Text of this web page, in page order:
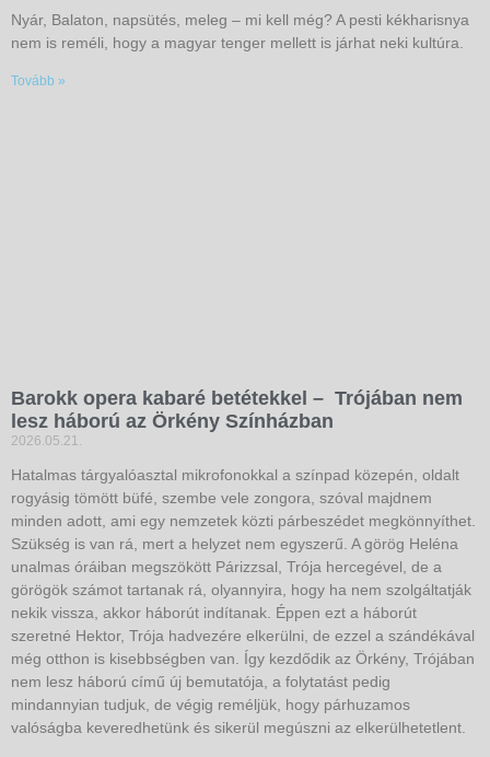
Nyár, Balaton, napsütés, meleg – mi kell még? A pesti kékharisnya
nem is reméli, hogy a magyar tenger mellett is járhat neki kultúra.
Tovább »
Barokk opera kabaré betétekkel – Trójában nem
lesz háború az Örkény Színházban
2026.05.21.
Hatalmas tárgyalóasztal mikrofonokkal a színpad közepén, oldalt
rogyásig tömött büfé, szembe vele zongora, szóval majdnem
minden adott, ami egy nemzetek közti párbeszédet megkönnyíthet.
Szükség is van rá, mert a helyzet nem egyszerű. A görög Heléna
unalmas óráiban megszökött Párizzsal, Trója hercegével, de a
görögök számot tartanak rá, olyannyira, hogy ha nem szolgáltatják
nekik vissza, akkor háborút indítanak. Éppen ezt a háborút
szeretné Hektor, Trója hadvezére elkerülni, de ezzel a szándékával
még otthon is kisebbségben van. Így kezdődik az Örkény, Trójában
nem lesz háború című új bemutatója, a folytatást pedig
mindannyian tudjuk, de végig reméljük, hogy párhuzamos
valóságba keveredhetünk és sikerül megúszni az elkerülhetetlent.